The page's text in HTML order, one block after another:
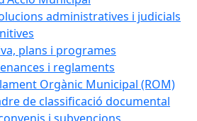
administratives i judicials
plans i programes
i reglaments
Orgànic Municipal (ROM)
de classificació documental